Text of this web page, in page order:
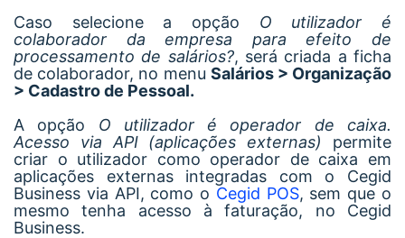
Caso selecione a opção O utilizador é
colaborador da empresa para efeito de
processamento de salários?, será criada a ficha
de colaborador, no menu Salários > Organização
> Cadastro de Pessoal.
A opção O utilizador é operador de caixa.
Acesso via API (aplicações externas)
permite
criar o utilizador como operador de caixa em
aplicações externas integradas com o Cegid
Business via API, como o Cegid POS, sem que o
mesmo tenha acesso à faturação, no Cegid
Business.